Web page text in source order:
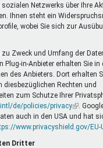
Netzwerks über Ihre
Ihnen steht ein
wobei Sie sich zur
Zweck und Umfang der
Plug-in-Anbieter erhalten Sie in
des Anbieters. Dort erhalten
Rechten und
zum Schutze Ihrer
de/policies/privacy(Link
ist
extern)
.
auch in den USA und hat
www.privacyshield.gov/EU-
Dritter